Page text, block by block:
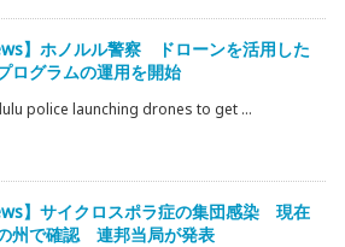
】ホノルル警察 ドローンを活用した
ログラムの運用を開始
police launching drones to get ...
】サイクロスポラ症の集団感染 現在
州で確認 連邦当局が発表